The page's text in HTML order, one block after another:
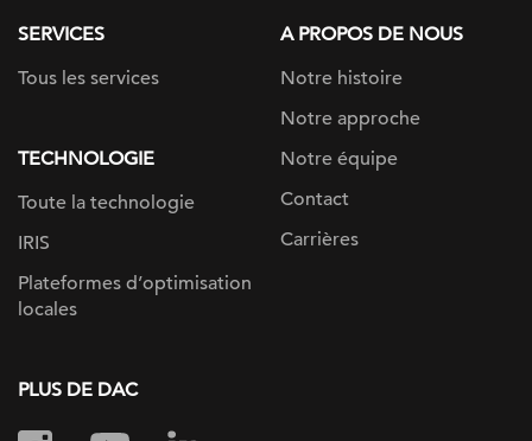
SERVICES
Tous les services
TECHNOLOGIE
Toute la technologie
IRIS
Plateformes d’optimisation
locales
A PROPOS DE NOUS
Notre histoire
Notre approche
Notre équipe
Contact
Carrières
PLUS DE DAC